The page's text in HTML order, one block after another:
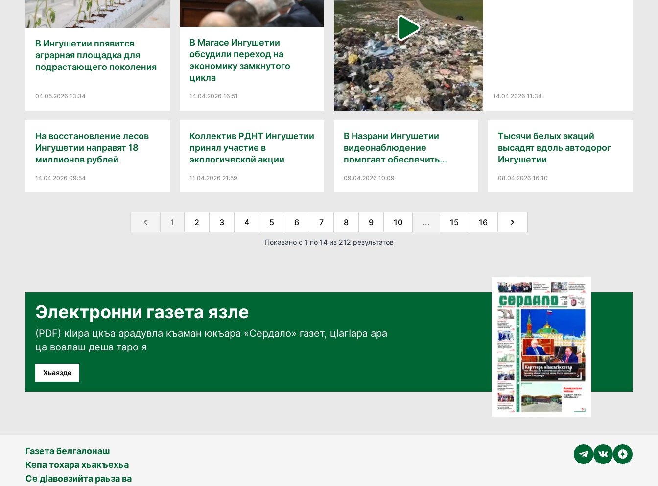
В Ингушетии появится
аграрная площадка для
подрастающего поколения
04.05.2026 13:34
В Магасе Ингушетии
обсудили переход на
экономику замкнутого
цикла
14.04.2026 16:51 14.04.2026 11:34
На восстановление лесов
Ингушетии направят 18
миллионов рублей
14.04.2026 09:54
Коллектив РДНТ Ингушетии
принял участие в
экологической акции
11.04.2026 21:59
В Назрани Ингушетии
видеонаблюдение
помогает обеспечить...
09.04.2026 10:09
Тысячи белых акаций
высадят вдоль автодорог
Ингушетии
08.04.2026 16:10
1 2 3 4 5 6 7 8 9 10 ... 15 16
Показано с 1 по 14из 212 результатов
Электронни газета язле
(PDF) кӀира цкъа арадувла къаман юкъара «Сердало» газет, цӀагӀара ара
ца воалаш деша таро я
Хьаязде
Газета белгалонаш
Кепа тохара хьакъехьа
Се дӀавовзийта раьза ва